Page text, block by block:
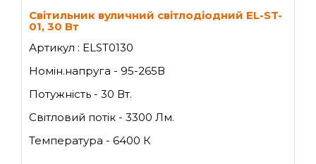
Світильник вуличний світлодіодний EL-ST-
01, 30 Вт
Артикул : ELST0130
Номін.напруга - 95-265В
Потужність - 30 Вт.
Світловий потік - 3300 Лм.
Температура - 6400 К